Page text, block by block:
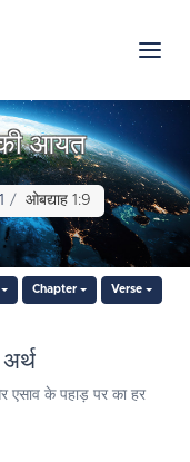
की आयत
ओबद्याह 1:9
Chapter Verse
एसाव के पहाड़ पर का हर